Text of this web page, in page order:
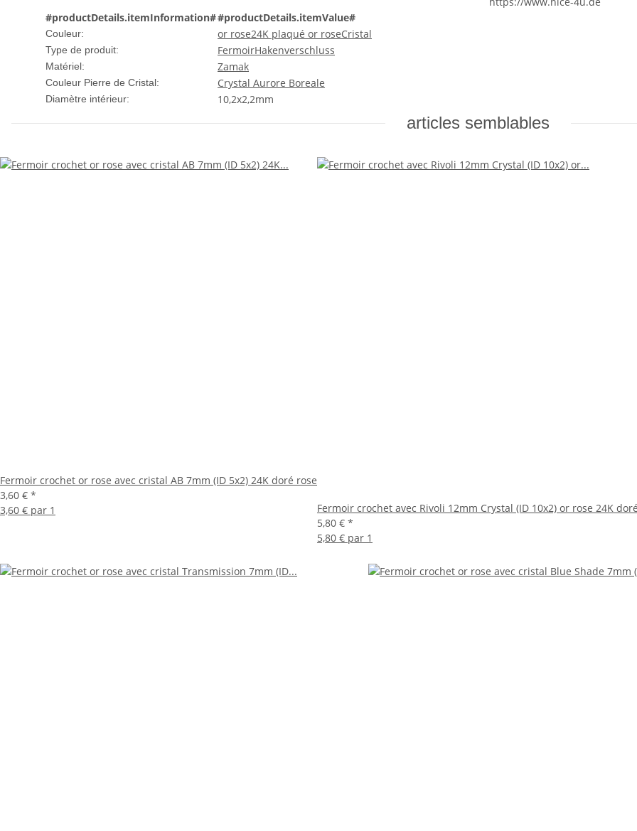
#productDetails.itemInformation##productDetails.itemValue#
Couleur: or rose24K plaqué or roseCristal
Type de produit: FermoirHakenverschluss
Matériel: Zamak
Couleur Pierre de Cristal: Crystal Aurore Boreale
Diamètre intérieur: 10,2x2,2mm
articles semblables
Fermoir crochet or rose avec cristal AB 7mm (ID 5x2) 24K doré rose
3,60 € *
3,60 € par 1
Fermoir crochet avec Rivoli 12mm Crystal (ID 10x2) or rose 24K
5,80 € *
5,80 € par 1